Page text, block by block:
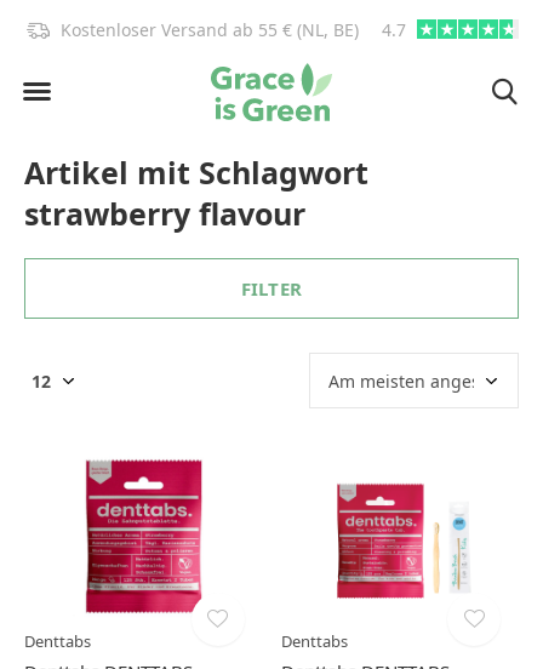
Kostenloser Versand ab 55 € (NL, BE) 4.7
Artikel mit Schlagwort
strawberry flavour
FILTER
Denttabs Denttabs